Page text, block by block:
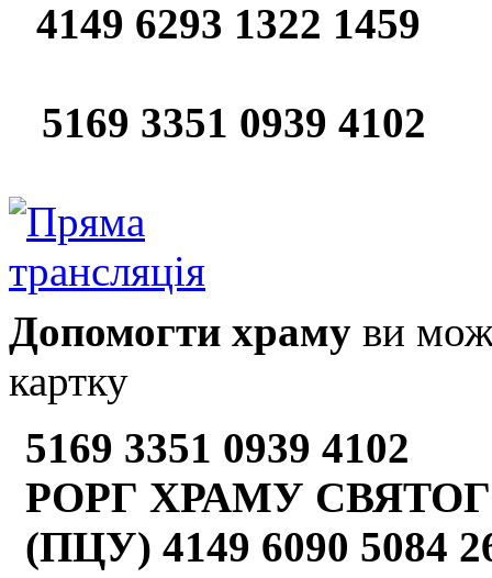
4149 6293 1322 1459
5169 3351 0939 4102
Допомогти храму ви
картку
5169 3351 0939 4102
РОРГ ХРАМУ
(ПЦУ) 4149 6090 5084